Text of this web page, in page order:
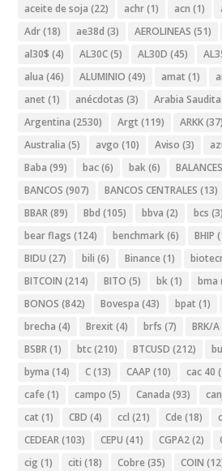
aceite de soja (22) achr(1) acn (1)
Adr(18) ae38d (3) AEROLINEAS (51)
al30$ (4) AL30C(5) AL30D (45)
alua (46) ALUMINIO (49) amat (1)
anet (1) anécdotas (3) Arabia Saudita
Argentina (2530) Argt (119) ARKK(37)
Australia (5) avgo (10) Aviso (3)
Baba (99) bac(6) bak(6) BALANCES
BANCOS (907) BANCOS CENTRALES (13)
BBAR(89) Bbd (105) bbva (2) bcs (3)
bear flags (124) benchmark(6) BHIP
BIDU (27) bili (6) Binance (1)
BITCOIN (214) BITO (5) bk(1) bma
BONOS (842) Bovespa (43) bpat (1)
brecha (4) Brexit (4) brfs (7) BRK/A
BSBR(1) btc(210) BTCUSD (212)
byma (14) C(13) CAAP (10) cac 40
cafe (1) campo (5) Canada (93)
cat (1) CBD (4) ccl (21) Cde (18)
CEDEAR(103) CEPU (41) CGPA2(2)
cig (1) citi (18) Cobre (35) COIN